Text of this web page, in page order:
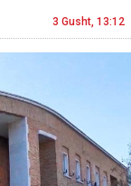
3 Gusht, 13:12